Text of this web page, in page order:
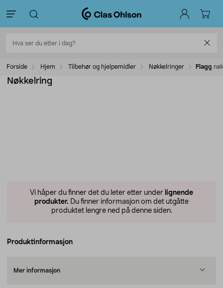
Forside Hjem Tilbehør og hjelpemidler Nøkkelringer Flagg
Nøkkelring
Vi håper du finner det du leter etter under lignende
produkter. Du finner informasjon om det utgåtte
produktet lengre ned på denne siden.
Produktinformasjon
Mer informasjon